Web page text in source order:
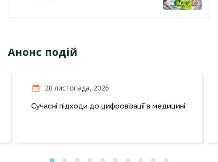
Анонс подій
20 листопада, 2026
Сучасні підходи до цифровізації в медицині